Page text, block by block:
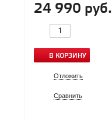
24 990 руб.
В КОРЗИНУ
Отложить
Сравнить